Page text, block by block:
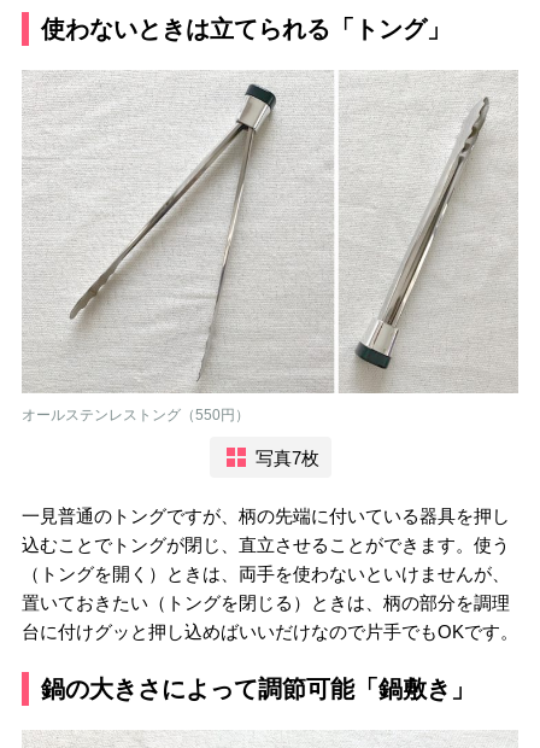
使わないときは立てられる「トング」
オールステンレストング（550円）
写真7枚
一見普通のトングですが、柄の先端に付いている器具を押し
込むことでトングが閉じ、直立させることができます。使う
（トングを開く）ときは、両手を使わないといけませんが、
置いておきたい（トングを閉じる）ときは、柄の部分を調理
台に付けグッと押し込めばいいだけなので片手でもOKです。
鍋の大きさによって調節可能「鍋敷き」